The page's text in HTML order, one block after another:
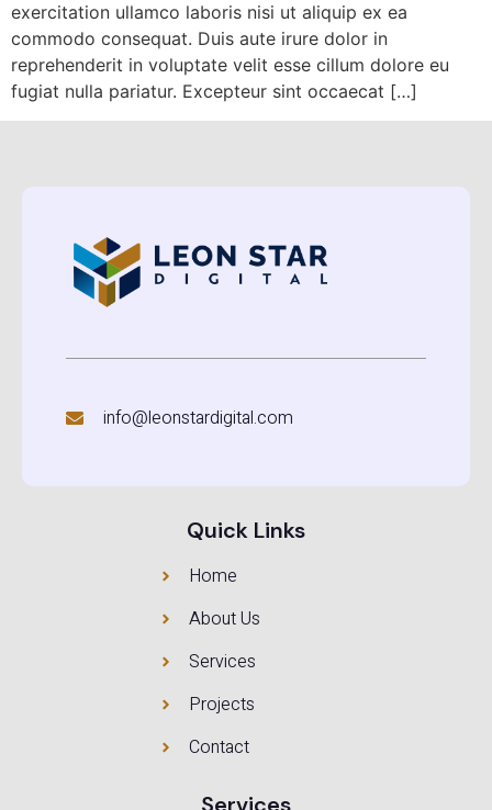
exercitation ullamco laboris nisi ut aliquip ex ea
commodo consequat. Duis aute irure dolor in
reprehenderit in voluptate velit esse cillum dolore eu
fugiat nulla pariatur. Excepteur sint occaecat […]
info@leonstardigital.com
Quick Links
Home
About Us
Services
Projects
Contact